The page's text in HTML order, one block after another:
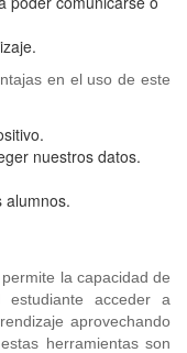
en el uso de este
nuestros datos.
alumnos.
la capacidad de
estudiante acceder a
aprovechando
herramientas son